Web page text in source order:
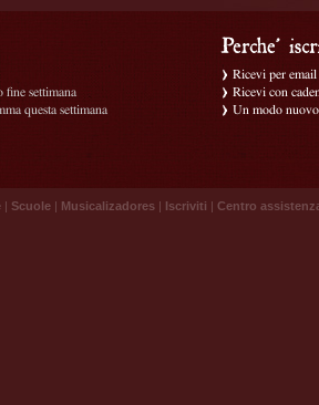
fine settimana
questa settimana
Ricevi per
Ricevi con
Un modo
| Scuole | Musicalizadores | Iscriviti | Centro